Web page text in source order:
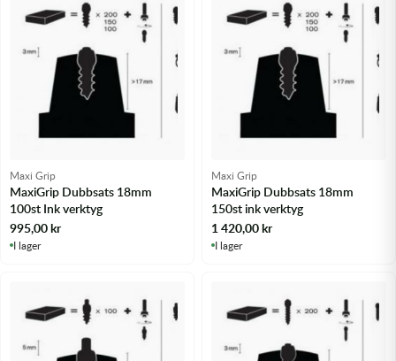
Vinterprodukter
Maxi Grip
MaxiGrip Dubbsats 18mm
100st Ink verktyg
995,00kr
I lager
Maxi Grip
MaxiGrip Dubbsats 18mm
150st ink verktyg
1 420,00kr
I lager